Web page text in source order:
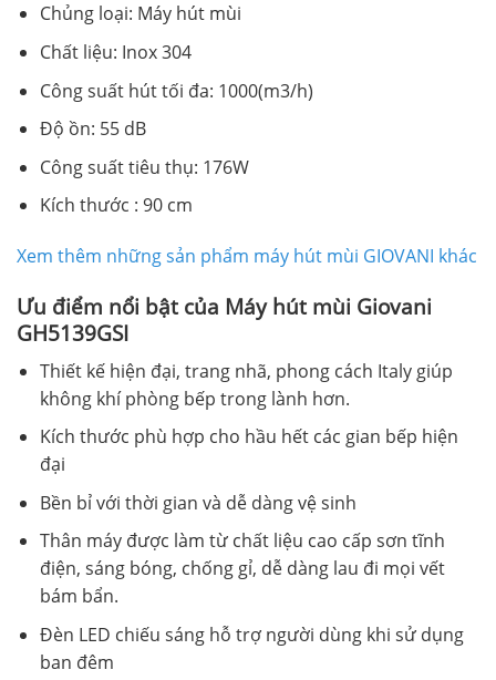
Chủng loại: Máy hút mùi
Chất liệu: Inox 304
Công suất hút tối đa: 1000(m3/h)
Độ ồn: 55 dB
Công suất tiêu thụ: 176W
Kích thước : 90 cm
Xem thêm những sản phẩm máy hút mùi GIOVANI khác
Ưu điểm nổi bật của Máy hút mùi Giovani
GH5139GSI
Thiết kế hiện đại, trang nhã, phong cách Italy giúp
không khí phòng bếp trong lành hơn.
Kích thước phù hợp cho hầu hết các gian bếp hiện
đại
Bền bỉ với thời gian và dễ dàng vệ sinh
Thân máy được làm từ chất liệu cao cấp sơn tĩnh
điện, sáng bóng, chống gỉ, dễ dàng lau đi mọi vết
bám bẩn.
Đèn LED chiếu sáng hỗ trợ người dùng khi sử dụng
ban đêm